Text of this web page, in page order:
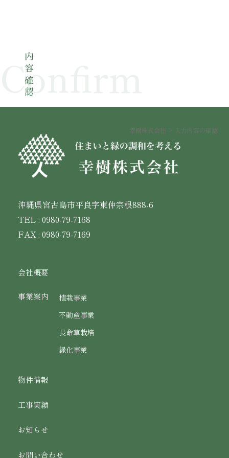
内容確認
Confirm
幸樹株式会社 > 入力内容の確認
沖縄県宮古島市平良字東仲宗根888-6
TEL : 0980-79-7168
FAX : 0980-79-7169
会社概要
事業案内
植栽事業
不動産事業
長命草栽培
緑化事業
物件情報
工事実績
お知らせ
お問い合わせ